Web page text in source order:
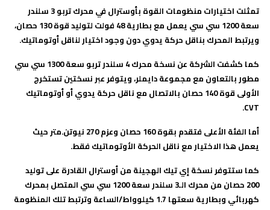
تمثلت اختيارات منظومات القوة بأوسترال في محرك تربو 3 سلندر
سعة 1200 سي سي يعمل مع بطارية 48 فولت لتوليد قوة 130 حصان،
ويرتبط المحرك بناقل حركة يدوي دون وجود اختيار لناقل أوتوماتيك.
كما كشفت الشركة عن نسخة محرك 4 سلندر تربو سعة 1300 سي سي
مطور بالتعاون مع مجموعة دايملر، ويتوفر عبر نسختين تستخرج
الأولى قوة 140 حصان بالاتصال مع ناقل حركة يدوي أو أوتوماتيك
CVT
.
أما الفئة الأعلى فتقدم بقوة 160 حصان وعزم 270 نيوتن.متر حيث
يعمل هذا الاختيار مع ناقل الحركة الأوتوماتيك فقط.
كما ستتوفر نسخة إي تيك الهجينة من أوسترال القادرة على توليد
200 حصان من محرك الـ3 سلندر سعة 1200 سي سي المتصل بمحرك
كهربائي وبطارية سعتها 1.7 كيلوواط/الساعة وترتبط تلك المنظومة